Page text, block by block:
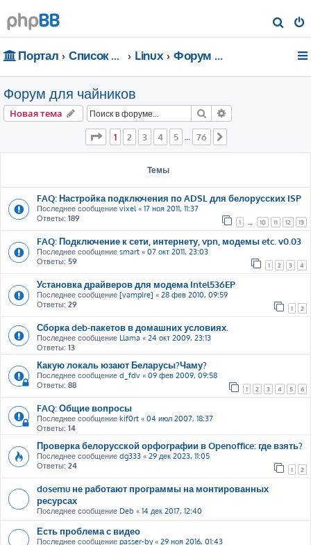
о
Портал Список форумов Linux Форум для чайников
Форум для чайников
Новая тема Поиск
Страница из 76
1 2 3 4 5 … 76
Темы
FAQ: Настройка подключения по ADSL для белорусских ISP
Последнее сообщение vixel« 17 ноя 2011, 11:37
Ответы: 189 1 10 11 12 13
FAQ: Подключение к сети, интернету, vpn, модемы etc. v0.03
Последнее сообщение smart « 07 окт 2011, 23:03
Ответы: 59 1 2 3 4
Установка драйверов для модема Intel536EP
Последнее сообщение [vampire] « 28 фев 2010, 09:59
Ответы: 29 1 2
Сборка deb-пакетов в домашних условиях.
Последнее сообщение Llama « 24 окт 2009, 23:13
Ответы: 13
Какую локаль юзают Беларусы?Чаму?
Последнее сообщение d_fdv « 09 фев 2009, 09:58
Ответы: 88 1 2 3 4 5 6
FAQ: Общие вопросы
Последнее сообщение kif0rt « 04 июл 2007, 18:37
Ответы: 14
Проверка белорусской орфографии в Openoffice: где взять?
Последнее сообщение dg333 « 29 дек 2023, 11:05
Ответы: 24 1 2
dosemu не работают программы на монтированных
ресурсах
Последнее сообщение Deb « 14 дек 2017, 12:40
Есть проблема с видео
Последнее сообщение passer-by« 29 ноя 2016, 01:43